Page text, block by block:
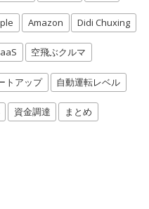
Amazon Didi Chuxing
空飛ぶクルマ
トアップ 自動運転レベル
資金調達 まとめ